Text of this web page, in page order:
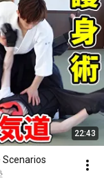
22:43
Scenarios